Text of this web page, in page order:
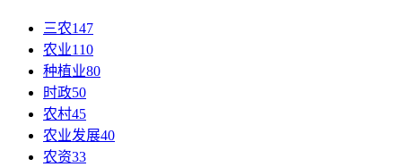
三农147
农业110
种植业80
时政50
农村45
农业发展40
农资33